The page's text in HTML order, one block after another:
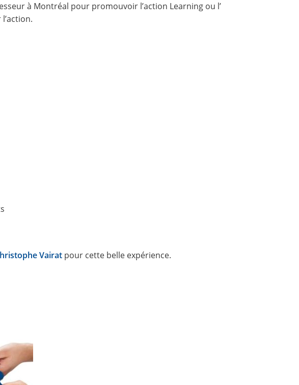
à Montréal pour promouvoir l’action Learning ou l’
Vairat pour cette belle expérience.